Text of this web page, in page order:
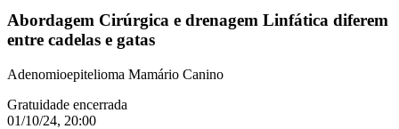
Abordagem Cirúrgica e drenagem Linfática diferem
entre cadelas e gatas
Adenomioepitelioma Mamário Canino
Gratuidade encerrada
01/10/24, 20:00